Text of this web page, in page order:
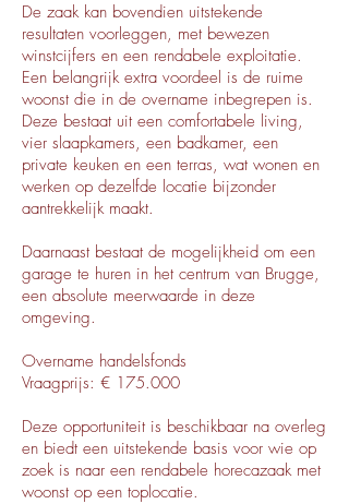
De zaak kan bovendien uitstekende
resultaten voorleggen, met bewezen
winstcijfers en een rendabele exploitatie.
Een belangrijk extra voordeel is de ruime
woonst die in de overname inbegrepen is.
Deze bestaat uit een comfortabele living,
vier slaapkamers, een badkamer, een
private keuken en een terras, wat wonen en
werken op dezelfde locatie bijzonder
aantrekkelijk maakt.
Daarnaast bestaat de mogelijkheid om een
garage te huren in het centrum van Brugge,
een absolute meerwaarde in deze
omgeving.
Overname handelsfonds
Vraagprijs: € 175.000
Deze opportuniteit is beschikbaar na overleg
en biedt een uitstekende basis voor wie op
zoek is naar een rendabele horecazaak met
woonst op een toplocatie.